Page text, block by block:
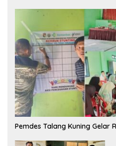
Pemdes Talang Kuning Gelar